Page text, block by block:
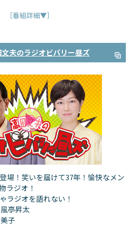
［番組詳細▼］
文夫のラジオビバリー昼ズ
場！笑いを届けて37年！愉快なメン
ラジオ！
ラジオを語れない！
亭昇太
子